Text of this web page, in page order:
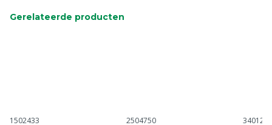
Gerelateerde producten
1502433 2504750 3401205